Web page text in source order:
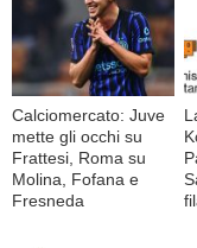
Calciomercato: Juve
mette gli occhi su
Frattesi, Roma su
Molina, Fofana e
Fresneda